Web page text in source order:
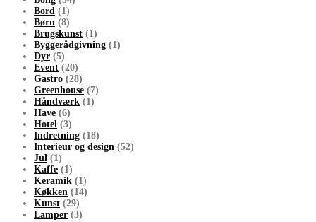
Bord (1)
Børn (8)
Brugskunst (1)
Byggerådgivning (1)
Dyr (5)
Event (20)
Gastro (28)
Greenhouse (7)
Håndværk (1)
Have (6)
Hotel (3)
Indretning (18)
Interieur og design (52)
Jul (1)
Kaffe (1)
Keramik (1)
Køkken (14)
Kunst (29)
Lamper (3)